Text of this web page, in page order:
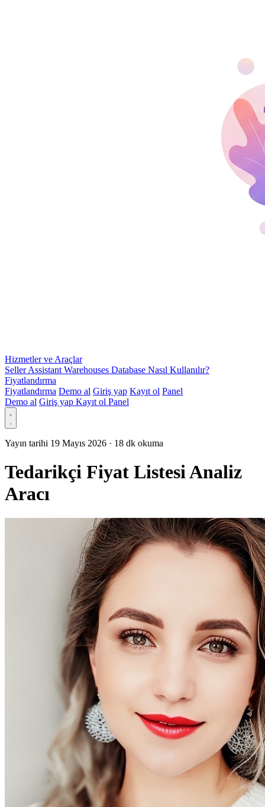
Hizmetler ve Araçlar
Seller Assistant Warehouses Database Nasıl Kullanılır?
Fiyatlandırma
Fiyatlandırma Demo al Giriş yap Kayıt ol Panel
Demo al Giriş yap Kayıt ol Panel
Yayın tarihi 19 Mayıs 2026 · 18 dk okuma
Tedarikçi Fiyat Listesi Analiz
Aracı